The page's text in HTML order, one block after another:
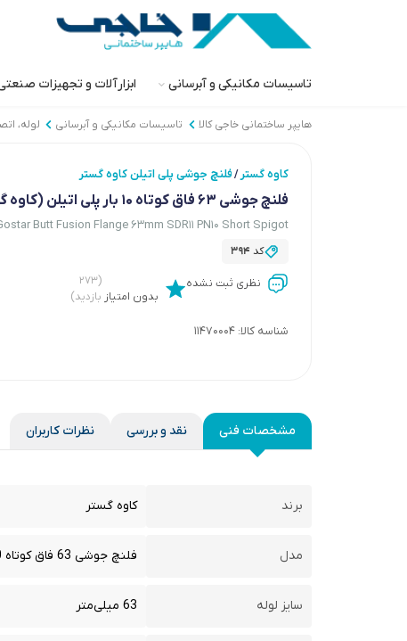
تاسیسات مکانیکی و آبرسانی ابزارآلات و تجهیزات
هایپر ساختمانی خاجی‌ کالا تاسیسات مکانیکی و آبرسانی لوله،
کاوه گستر /فلنچ جوشی پلی اتیلن کاوه گستر
فلنچ جوشی 63 فاق کوتاه 10 بار پلی اتیلن (کاوه گستر)
Butt Fusion Flange 63mm SDR11 PN10 Short Spigot
کد 394
نظری ثبت نشده
بدون امتیاز
(۲۷۳
بازدید)
شناسه کالا: 11470004
مشخصات فنی نقد و بررسی نظرات کاربران
برند کاوه گستر
مدل فلنچ جوشی 63 فاق کوتاه 10 بار
سایز لوله 63 میلی‌متر